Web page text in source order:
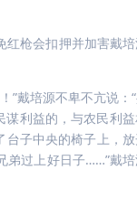
枪会扣押并加害戴
”戴培源不卑不亢说：
利益的，与农民利
台子中央的椅子上，
过上好日子……”戴培